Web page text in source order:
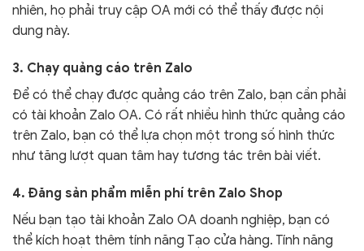
nhiên, họ phải truy cập OA mới có thể thấy được nội
dung này.
3. Chạy quảng cáo trên Zalo
Để có thể chạy được quảng cáo trên Zalo, bạn cần phải
có tài khoản Zalo OA. Có rất nhiều hình thức quảng cáo
trên Zalo, bạn có thể lựa chọn một trong số hình thức
như tăng lượt quan tâm hay tương tác trên bài viết.
4. Đăng sản phẩm miễn phí trên Zalo Shop
Nếu bạn tạo tài khoản Zalo OA doanh nghiệp, bạn có
thể kích hoạt thêm tính năng Tạo cửa hàng. Tính năng